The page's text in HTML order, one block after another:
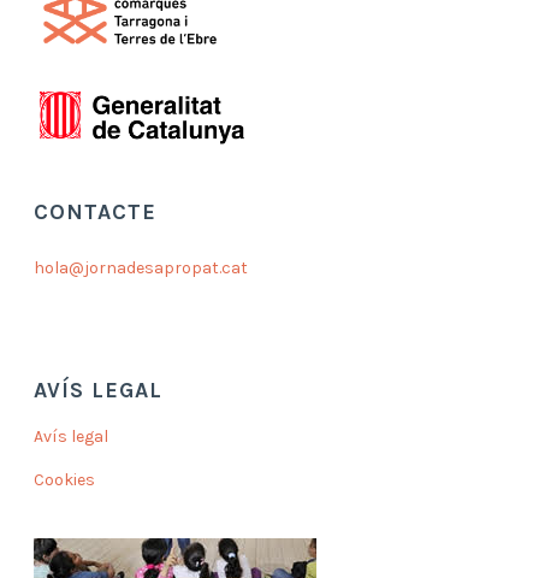
CONTACTE
hola@jornadesapropat.cat
AVÍS LEGAL
Avís legal
Cookies